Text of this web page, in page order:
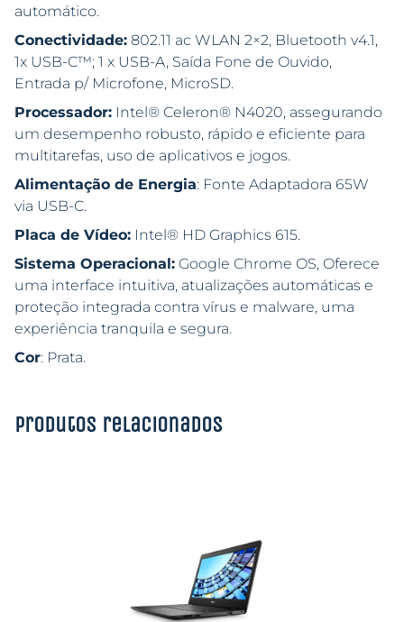
automático.
Conectividade: 802.11 ac WLAN 2×2, Bluetooth v4.1,
1x USB-C™; 1 x USB-A, Saída Fone de Ouvido,
Entrada p/ Microfone, MicroSD.
Processador: Intel® Celeron® N4020, assegurando
um desempenho robusto, rápido e eficiente para
multitarefas, uso de aplicativos e jogos.
Alimentação de Energia: Fonte Adaptadora 65W
via USB-C.
Placa de Vídeo: Intel® HD Graphics 615.
Sistema Operacional: Google Chrome OS, Oferece
uma interface intuitiva, atualizações automáticas e
proteção integrada contra vírus e malware, uma
experiência tranquila e segura.
Cor: Prata.
Produtos relacionados